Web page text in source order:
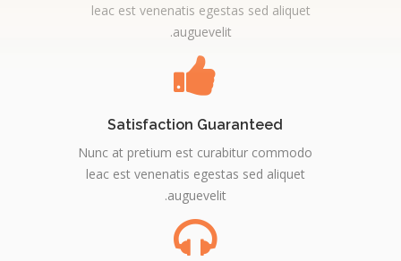
leac est venenatis egestas sed aliquet
auguevelit.
Satisfaction Guaranteed
Nunc at pretium est curabitur commodo
leac est venenatis egestas sed aliquet
auguevelit.